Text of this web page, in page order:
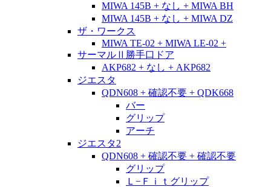
MIWA 145B + なし + MIWA BH
MIWA 145B + なし + MIWA DZ
ザ・ワークス
MIWA TE-02 + MIWA LE-02 +
サーマルⅡ勝手口ドア
AKP682 + なし + AKP682
ジエスタ
QDN608 + 確認不要 + QDK668
バー
グリップ
アーチ
ジエスタ2
QDN608 + 確認不要 + 確認不要
グリップ
Ｌ−Ｆｉｔグリップ